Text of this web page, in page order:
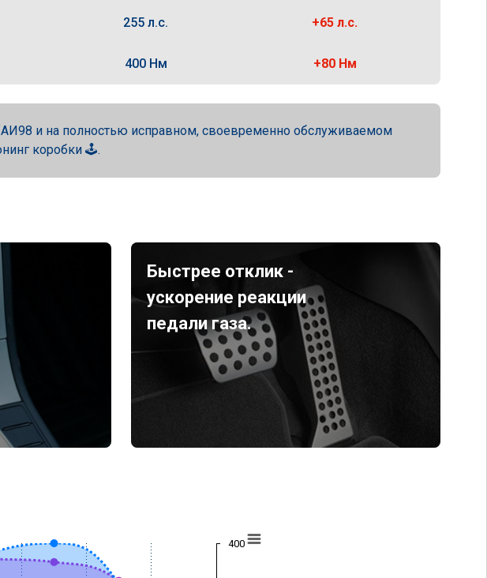
255 л.с. +65 л.с.
400 Нм +80 Нм
и на полностью исправном, своевременно обслуживаемом
коробки 🕹️.
Быстрее отклик -
ускорение реакции
педали газа.
400